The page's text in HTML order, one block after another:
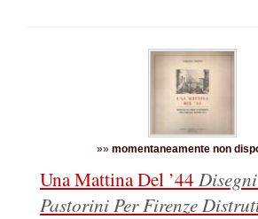
»» momentaneamente non
Una Mattina Del ’44
Pastorini Per Firenze